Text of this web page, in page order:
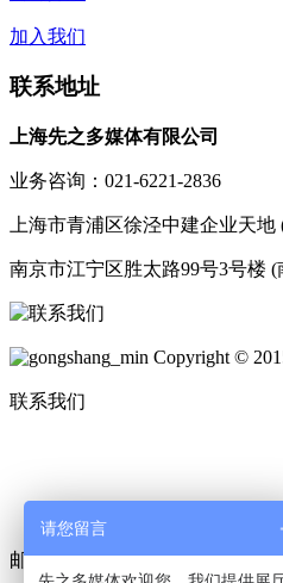
加入我们
联系地址
上海先之多媒体有限公司
业务咨询：021-6221-2836
上海市青浦区徐泾中建企业天地
南京市江宁区胜太路99号3号楼 (
Copyright ©
联系我们
邮件：513167289@qq.com
请您留言